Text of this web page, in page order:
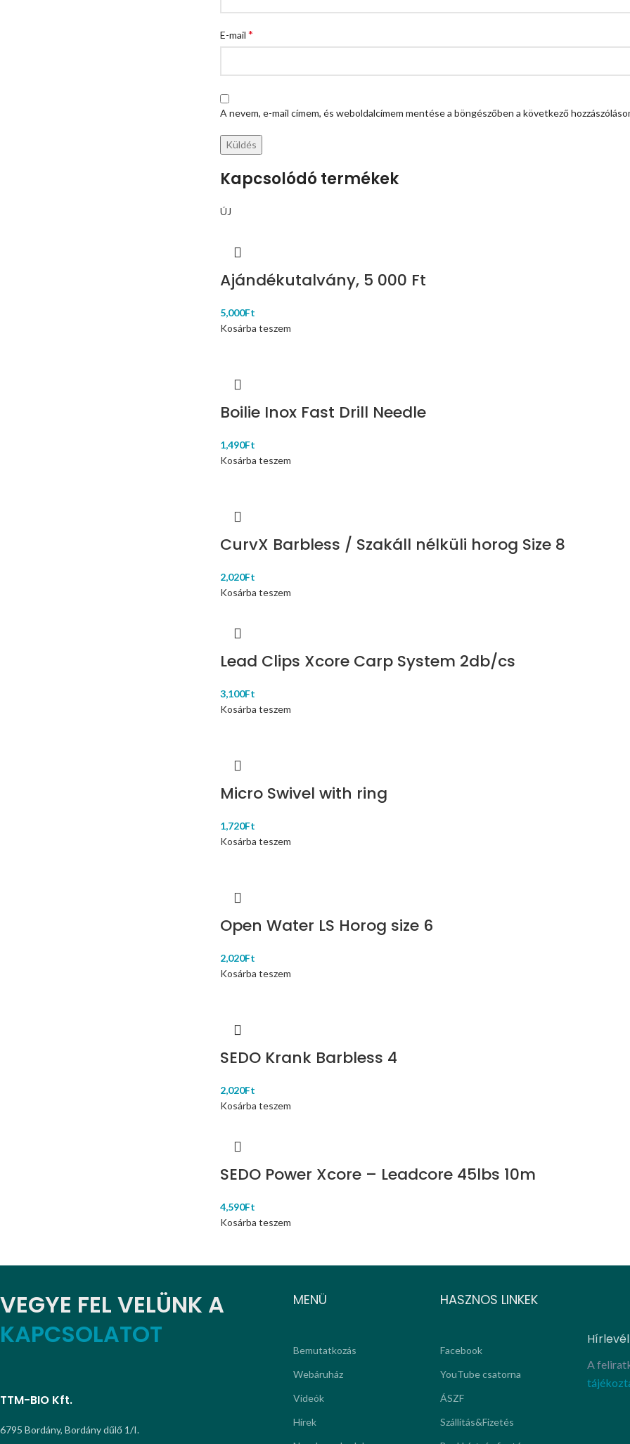
E-mail *
A nevem, e-mail címem, és weboldalcímem mentése a böngészőben a következő
Kapcsolódó termékek
ÚJ
Ajándékutalvány, 5 000 Ft
5,000Ft
Kosárba teszem
Boilie Inox Fast Drill Needle
1,490Ft
Kosárba teszem
CurvX Barbless / Szakáll nélküli horog Size 8
2,020Ft
Kosárba teszem
Lead Clips Xcore Carp System 2db/cs
3,100Ft
Kosárba teszem
Micro Swivel with ring
1,720Ft
Kosárba teszem
Open Water LS Horog size 6
2,020Ft
Kosárba teszem
SEDO Krank Barbless 4
2,020Ft
Kosárba teszem
SEDO Power Xcore – Leadcore 45lbs 10m
4,590Ft
Kosárba teszem
VEGYE FEL VELÜNK A
KAPCSOLATOT
TTM-BIO Kft.
6795 Bordány, Bordány dűlő 1/I.
MENÜ
Bemutatkozás
Webáruház
Videók
Hírek
HASZNOS LINKEK
Facebook
YouTube csatorna
ÁSZF
Szállítás&Fizetés
A